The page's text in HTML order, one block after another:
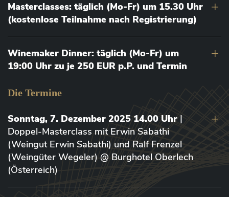
Masterclasses: täglich (Mo-Fr) um 15.30 Uhr
(kostenlose Teilnahme nach Registrierung)
Winemaker Dinner: täglich (Mo-Fr) um
19:00 Uhr zu je 250 EUR p.P. und Termin
Die Termine
Sonntag, 7. Dezember 2025 14.00 Uhr |
Doppel-Masterclass mit Erwin Sabathi
(Weingut Erwin Sabathi) und Ralf Frenzel
(Weingüter Wegeler) @ Burghotel Oberlech
(Österreich)